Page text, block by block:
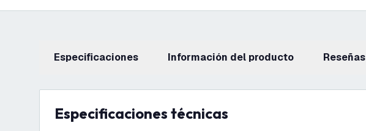
Especificaciones información del producto reseñas
Especificaciones técnicas